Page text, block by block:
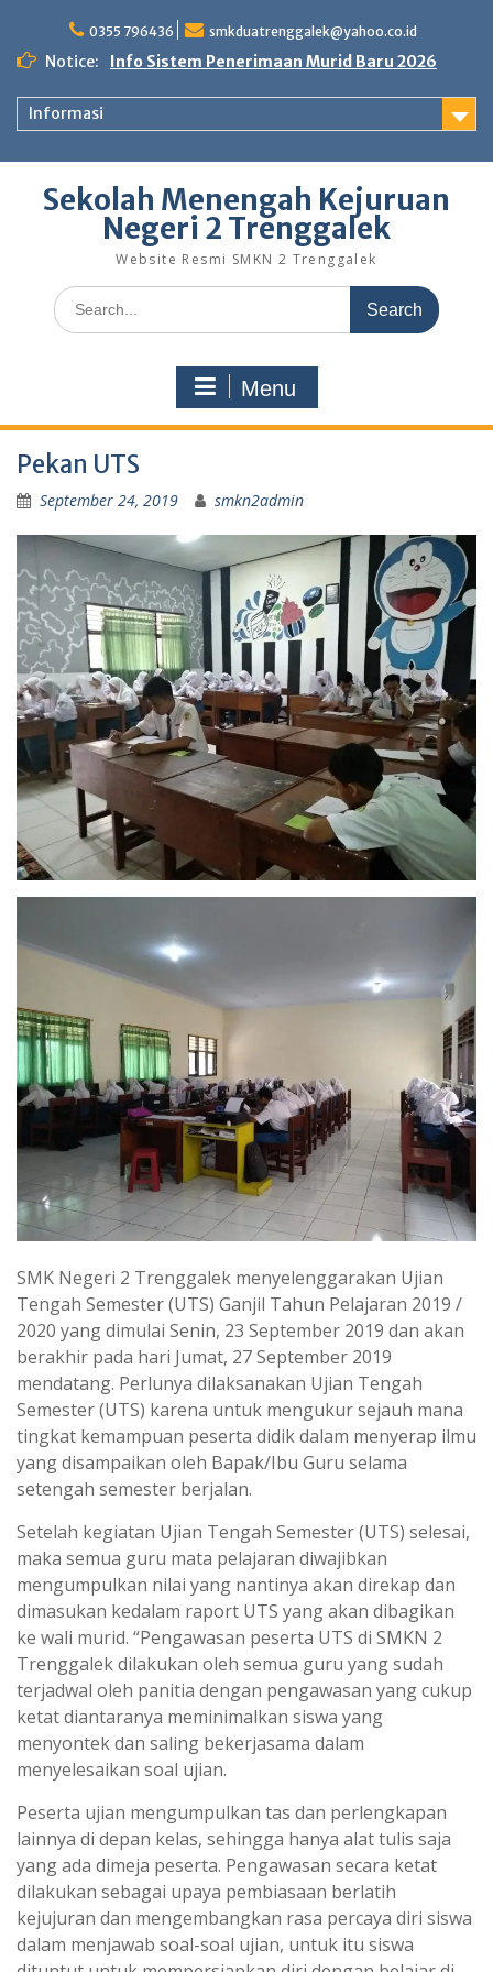
content
0355 796436 smkduatrenggalek@yahoo.co.id
Notice: Info Sistem Penerimaan Murid Baru 2026
Informasi
Sekolah Menengah Kejuruan
Negeri 2 Trenggalek
Website Resmi SMKN 2 Trenggalek
Search
for:
Menu
Pekan UTS
September 24, 2019 smkn2admin
SMK Negeri 2 Trenggalek menyelenggarakan Ujian
Tengah Semester (UTS) Ganjil Tahun Pelajaran 2019 /
2020 yang dimulai Senin, 23 September 2019 dan akan
berakhir pada hari Jumat, 27 September 2019
mendatang. Perlunya dilaksanakan Ujian Tengah
Semester (UTS) karena untuk mengukur sejauh mana
tingkat kemampuan peserta didik dalam menyerap ilmu
yang disampaikan oleh Bapak/Ibu Guru selama
setengah semester berjalan.
Setelah kegiatan Ujian Tengah Semester (UTS) selesai,
maka semua guru mata pelajaran diwajibkan
mengumpulkan nilai yang nantinya akan direkap dan
dimasukan kedalam raport UTS yang akan dibagikan
ke wali murid. “Pengawasan peserta UTS di SMKN 2
Trenggalek dilakukan oleh semua guru yang sudah
terjadwal oleh panitia dengan pengawasan yang cukup
ketat diantaranya meminimalkan siswa yang
menyontek dan saling bekerjasama dalam
menyelesaikan soal ujian.
Peserta ujian mengumpulkan tas dan perlengkapan
lainnya di depan kelas, sehingga hanya alat tulis saja
yang ada dimeja peserta. Pengawasan secara ketat
dilakukan sebagai upaya pembiasaan berlatih
kejujuran dan mengembangkan rasa percaya diri siswa
dalam menjawab soal-soal ujian, untuk itu siswa